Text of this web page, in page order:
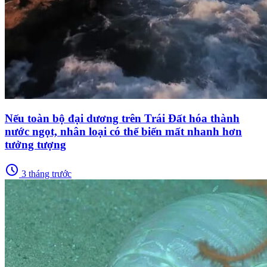
Nếu toàn bộ đại dương trên Trái Đất hóa thành
nước ngọt, nhân loại có thể biến mất nhanh hơn
tưởng tượng
schedule 3 tháng trước